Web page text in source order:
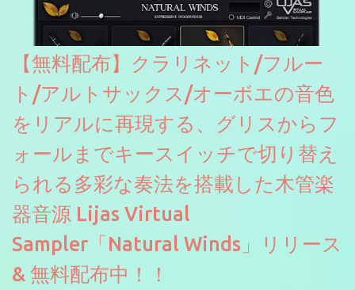
【無料配布】クラリネット/フルー
ト/アルトサックス/オーボエの音色
をリアルに再現する、グリスからフ
ォールまでキースイッチで切り替え
られる多彩な奏法を搭載した木管楽
器音源 Lijas Virtual
Sampler「Natural Winds」リリース
& 無料配布中！！